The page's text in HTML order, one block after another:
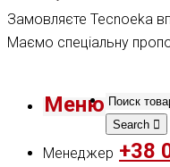
Замовляєте Tecnoeka
Маємо спеціальну
Меню
Search
Менеджер +38